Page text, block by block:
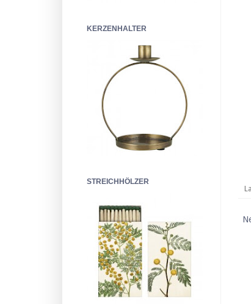
KERZENHALTER
STREICHHÖLZER